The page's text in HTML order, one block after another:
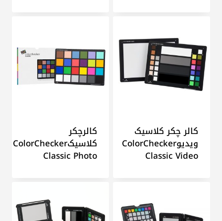
کالر چکر کلاسیک
ویدیوColorChecker
Classic Video
کالرچکر
کلاسیکColorChecker
Classic Photo